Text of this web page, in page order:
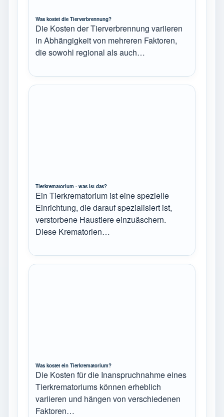
Was kostet die Tierverbrennung?
Die Kosten der Tierverbrennung variieren
in Abhängigkeit von mehreren Faktoren,
die sowohl regional als auch…
Tierkrematorium - was ist das?
Ein Tierkrematorium ist eine spezielle
Einrichtung, die darauf spezialisiert ist,
verstorbene Haustiere einzuäschern.
Diese Krematorien…
Was kostet ein Tierkrematorium?
Die Kosten für die Inanspruchnahme eines
Tierkrematoriums können erheblich
variieren und hängen von verschiedenen
Faktoren…